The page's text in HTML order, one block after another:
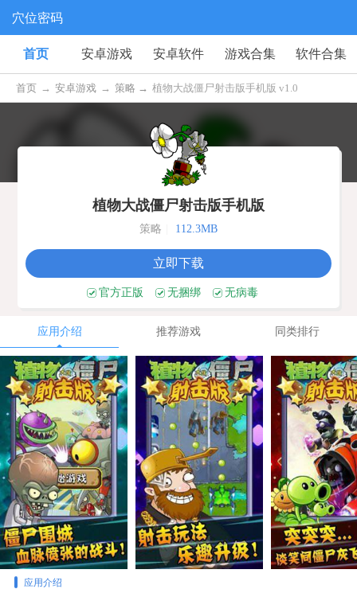
穴位密码
首页 安卓游戏 安卓软件 游戏合集 软件合集
首页 → 安卓游戏 → 策略 → 植物大战僵尸射击版手机版 v1.0
植物大战僵尸射击版手机版
策略 112.3MB
立即下载
官方正版 无捆绑 无病毒
应用介绍 推荐游戏 同类排行
应用介绍